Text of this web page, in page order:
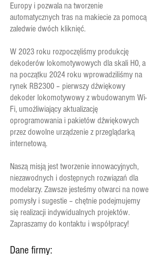
Europy i pozwala na tworzenie
automatycznych tras na makiecie za pomocą
zaledwie dwóch kliknięć.
W 2023 roku rozpoczęliśmy produkcję
dekoderów lokomotywowych dla skali H0, a
na początku 2024 roku wprowadziliśmy na
rynek RB2300 – pierwszy dźwiękowy
dekoder lokomotywowy z wbudowanym Wi-
Fi, umożliwiający aktualizację
oprogramowania i pakietów dźwiękowych
przez dowolne urządzenie z przeglądarką
internetową.
Naszą misją jest tworzenie innowacyjnych,
niezawodnych i dostępnych rozwiązań dla
modelarzy. Zawsze jesteśmy otwarci na nowe
pomysły i sugestie – chętnie podejmujemy
się realizacji indywidualnych projektów.
Zapraszamy do kontaktu i współpracy!
Dane firmy: